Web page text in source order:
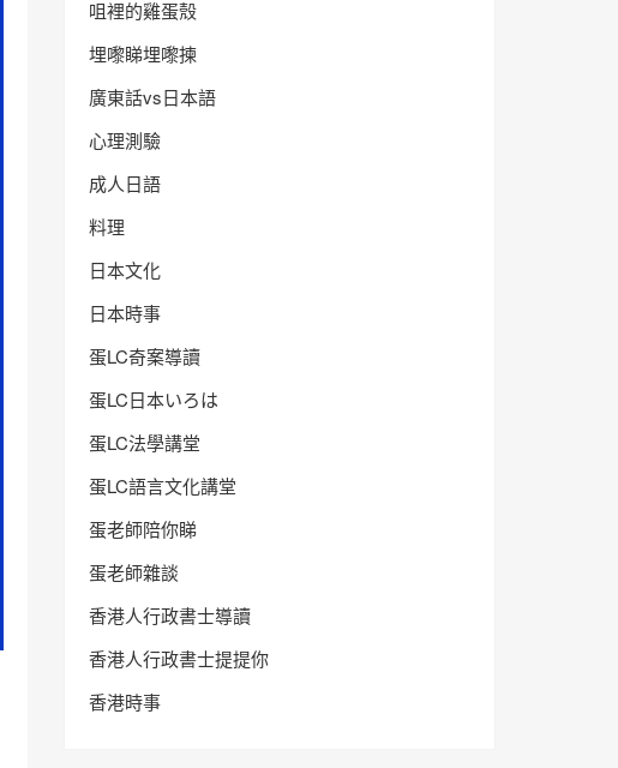
咀裡的雞蛋殼
埋嚟睇埋嚟揀
廣東話vs日本語
心理測驗
成人日語
料理
日本文化
日本時事
蛋LC奇案導讀
蛋LC日本いろは
蛋LC法學講堂
蛋LC語言文化講堂
蛋老師陪你睇
蛋老師雜談
香港人行政書士導讀
香港人行政書士提提你
香港時事